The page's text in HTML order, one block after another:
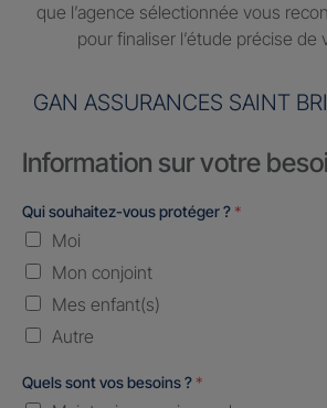
que l’agence sélectionnée vous
pour finaliser l’étude précise de
GAN ASSURANCES SAINT
Information sur votre
Qui souhaitez-vous protéger ? *
Moi
Mon conjoint
Mes enfant(s)
Autre
Quels sont vos besoins ? *